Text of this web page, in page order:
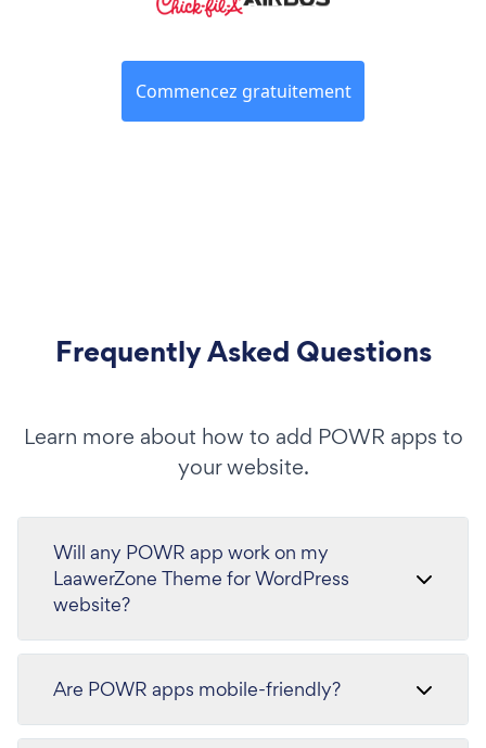
Commencez gratuitement
Frequently Asked Questions
Learn more about how to add POWR apps to
your website.
Will any POWR app work on my
LaawerZone Theme for WordPress
website?
Are POWR apps mobile-friendly?